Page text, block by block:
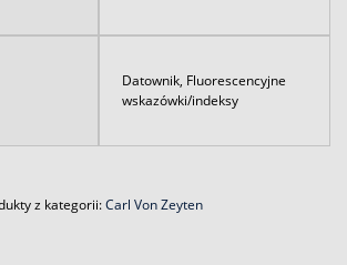
Datownik, Fluorescencyjne
wskazówki/indeksy
z kategorii:Carl Von Zeyten